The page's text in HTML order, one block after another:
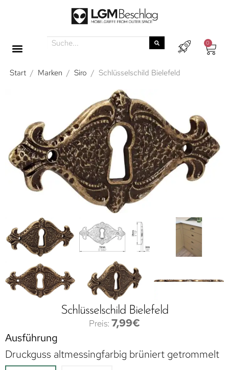
0
Start / Marken / Siro / Schlüsselschild Bielefeld
Schlüsselschild Bielefeld
7,99€
Ausführung
Druckguss altmessingfarbig brüniert getrommelt